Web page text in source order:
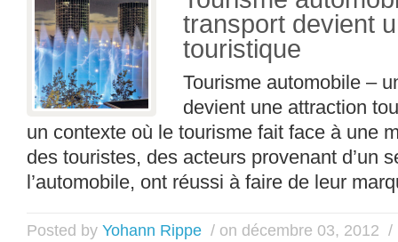
transport devient
touristique
Tourisme automobile –
devient une attraction
un contexte où le tourisme fait face à une
des touristes, des acteurs provenant d’un
l’automobile, ont réussi à faire de leur
Posted by Yohann Rippe / on décembre 03, 2012 /